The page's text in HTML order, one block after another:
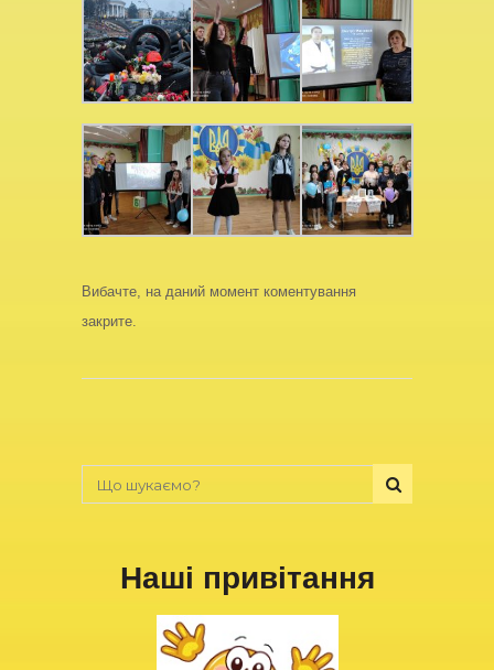
Вибачте, на даний момент коментування
закрите.
Наші привітання